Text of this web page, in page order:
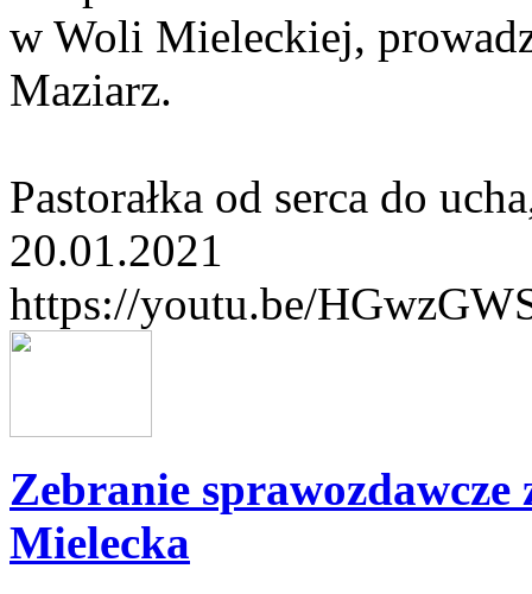
w Woli Mieleckiej,
Maziarz.
Pastorałka od serca do
20.01.2021
https://youtu.be/
Zebranie sprawozdawcze
Mielecka